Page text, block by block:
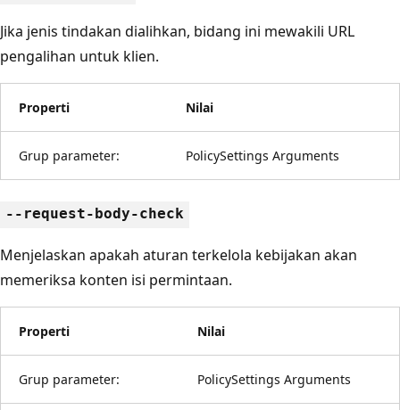
Jika jenis tindakan dialihkan, bidang ini mewakili URL
pengalihan untuk klien.
Properti Nilai
Grup parameter: PolicySettings Arguments
--request-body-check
Menjelaskan apakah aturan terkelola kebijakan akan
memeriksa konten isi permintaan.
Properti Nilai
Grup parameter: PolicySettings Arguments